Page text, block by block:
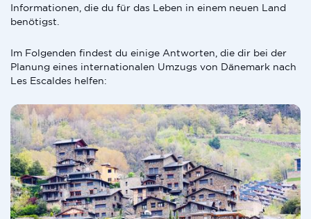
Informationen, die du für das Leben in einem neuen Land
benötigst.
Im Folgenden findest du einige Antworten, die dir bei der
Planung eines internationalen Umzugs von Dänemark nach
Les Escaldes helfen: